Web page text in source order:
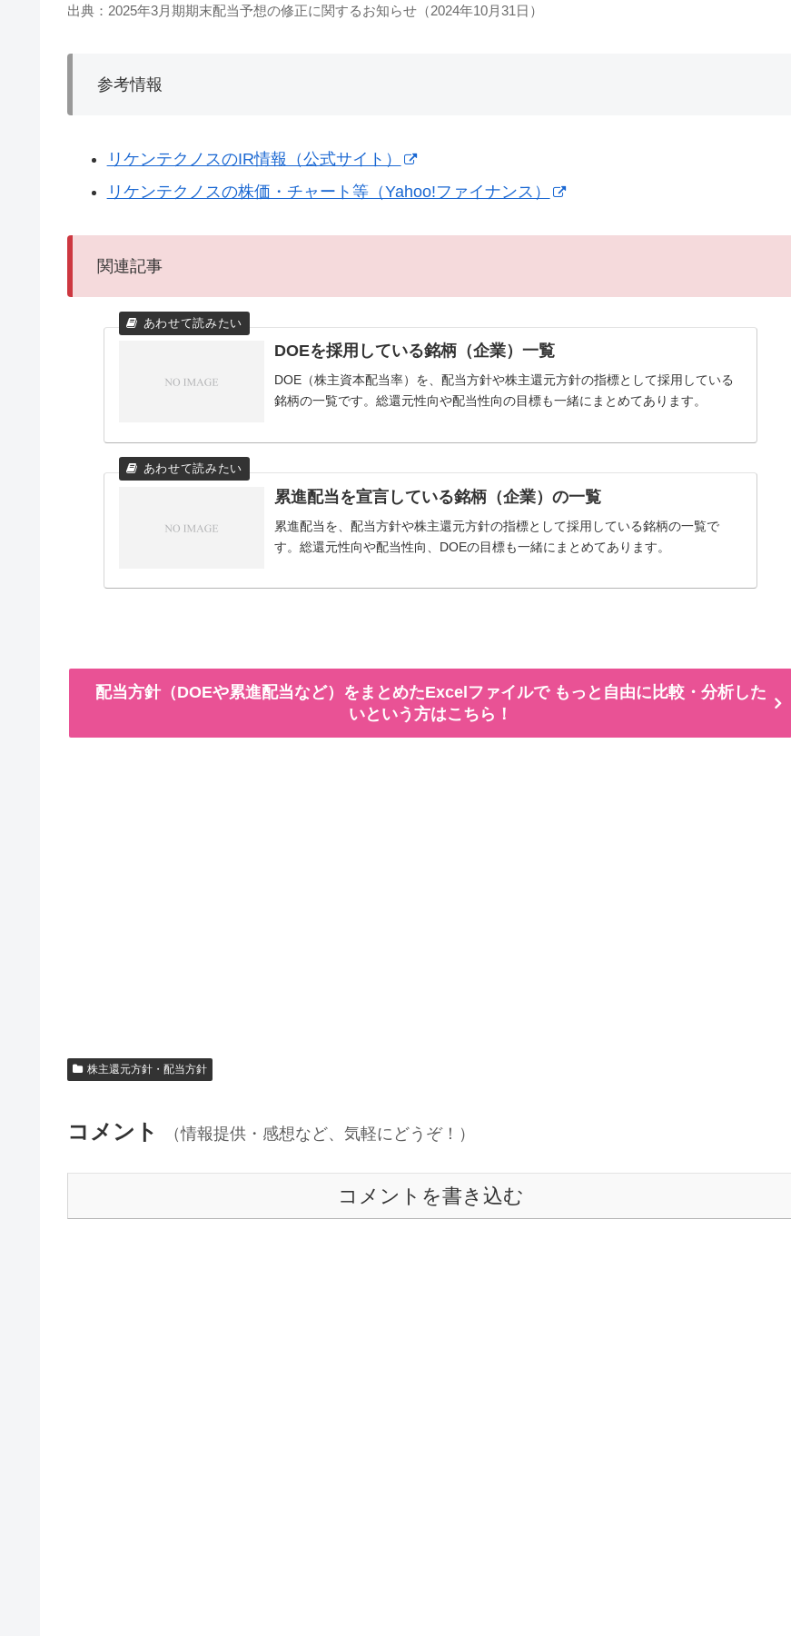
出典：2025年3月期期末配当予想の修正に関するお知らせ（2024年10月31日）
参考情報
リケンテクノスのIR情報（公式サイト）
リケンテクノスの株価・チャート等（Yahoo!ファイナンス）
関連記事
DOEを採用している銘柄（企業）一覧
DOE（株主資本配当率）を、配当方針や株主還元方針の指標として採用している
銘柄の一覧です。総還元性向や配当性向の目標も一緒にまとめてあります。
累進配当を宣言している銘柄（企業）の一覧
累進配当を、配当方針や株主還元方針の指標として採用している銘柄の一覧で
す。総還元性向や配当性向、DOEの目標も一緒にまとめてあります。
配当方針（DOEや累進配当など）をまとめたExcelファイルで もっと自由に比較・分析した
いという方はこちら！
株主還元方針・配当方針
コメント （情報提供・感想など、気軽にどうぞ！）
コメントを書き込む